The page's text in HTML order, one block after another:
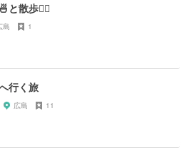
と散歩🚶‍♀️
島 1
行く旅
広島 11